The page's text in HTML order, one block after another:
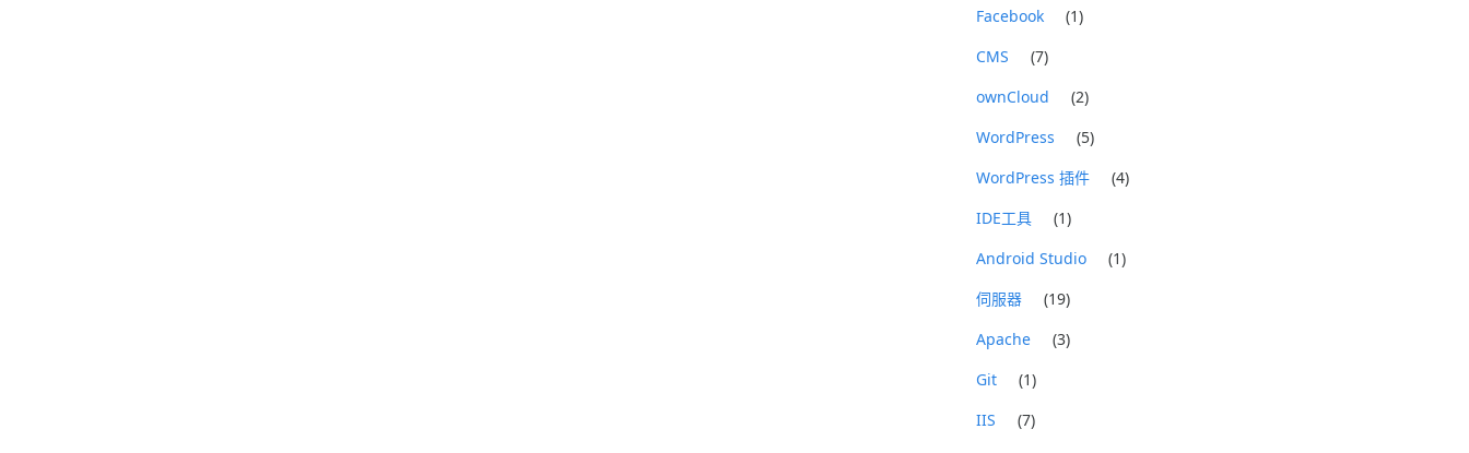
Facebook
(1)
CMS
(7)
ownCloud
(2)
WordPress
(5)
WordPress 插件
(4)
IDE工具
(1)
Android Studio
(1)
伺服器
(19)
Apache
(3)
Git
(1)
IIS
(7)